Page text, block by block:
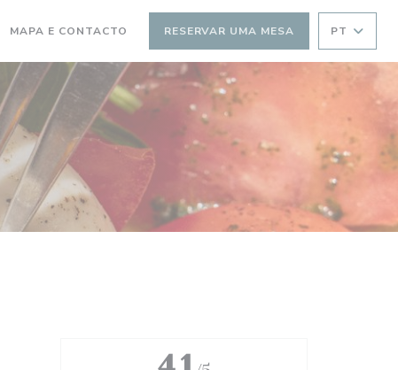
MAPA E CONTACTO RESERVAR UMA MESA PT